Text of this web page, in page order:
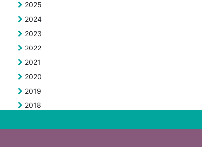
2025
2024
2023
2022
2021
2020
2019
2018